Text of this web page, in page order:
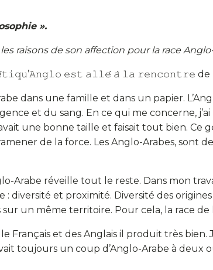
».
raisons de son affection pour la race
𝚎𝚜𝚝 𝚊𝚕𝚕𝚎́ 𝚊̀ 𝚕𝚊 𝚛𝚎𝚗𝚌𝚘𝚗𝚝𝚛𝚎
dans une famille et dans un papier.
et du sang. En ce qui me concerne,
une bonne taille et faisait tout bien. Ce
de la force. Les Anglo-Arabes, sont
Arabe réveille tout le reste. Dans mon
: diversité et proximité. Diversité des
un même territoire. Pour cela, la race
Français et des Anglais il produit très bien.
toujours un coup d’Anglo-Arabe à deux